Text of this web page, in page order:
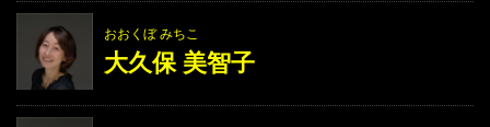
おおくぼ みちこ
大久保 美智子